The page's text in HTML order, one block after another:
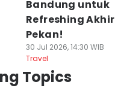
Bandung untuk
Refreshing Akhir
Pekan!
30 Jul 2026, 14:30 WIB
Travel
Topics